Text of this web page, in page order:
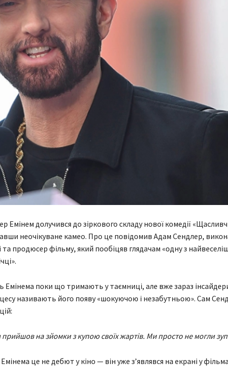
Емінем долучився до зіркового складу нової комедії
неочікуване камео. Про це повідомив Адам Сендлер,
та продюсер фільму, який пообіцяв глядачам «одну з
Емінема поки що тримають у таємниці, але вже зараз
називають його появу «шокуючою і незабутньою». Сам
прийшов на зйомки з купою своїх жартів. Ми просто не могли
це не дебют у кіно — він уже з’являвся на екрані у